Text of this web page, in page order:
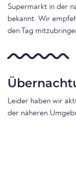
Supermarkt in der
bekannt. Wir
den Tag
Leider haben wir
der näheren